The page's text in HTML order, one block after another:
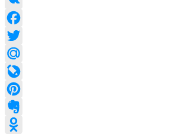
VK
Facebook
Twitter
Mail.Ru
LiveJournal
Pinterest
Evernote